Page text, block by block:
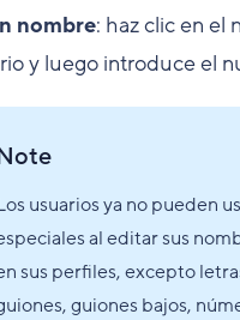
nombre: haz clic en el
y luego introduce el
usuarios ya no pueden
al editar sus
sus perfiles, excepto
guiones bajos,